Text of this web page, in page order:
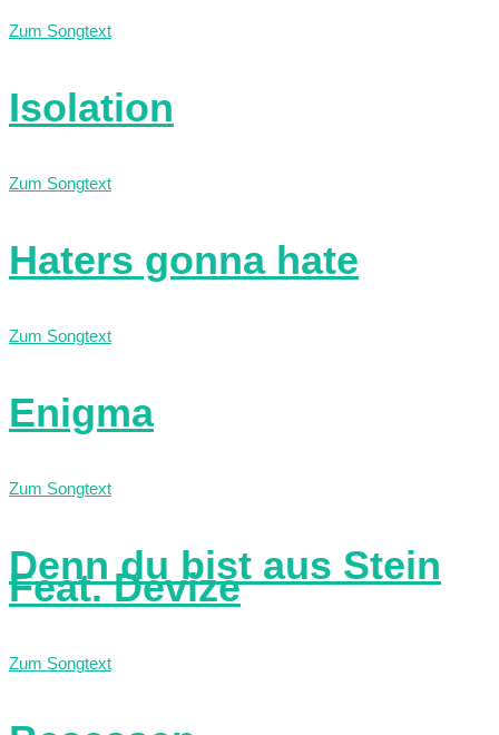
Zum Songtext
Isolation
Zum Songtext
Haters gonna hate
Zum Songtext
Enigma
Zum Songtext
Denn du bist aus Stein
Feat. Devize
Zum Songtext